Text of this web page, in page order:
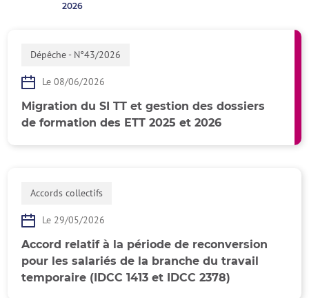
2026
Dépêche - N°43/2026
Le 08/06/2026
Migration du SI TT et gestion des dossiers
de formation des ETT 2025 et 2026
Accords collectifs
Le 29/05/2026
Accord relatif à la période de reconversion
pour les salariés de la branche du travail
temporaire (IDCC 1413 et IDCC 2378)